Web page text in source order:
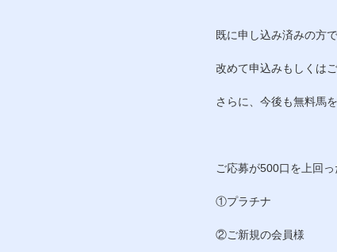
既に申し込み済みの方
改めて申込みもしくは
さらに、今後も無料馬
ご応募が500口を上回っ
①プラチナ
②ご新規の会員様